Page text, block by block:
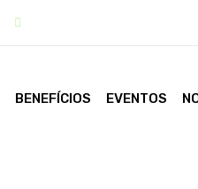
BENEFÍCIOS EVENTOS